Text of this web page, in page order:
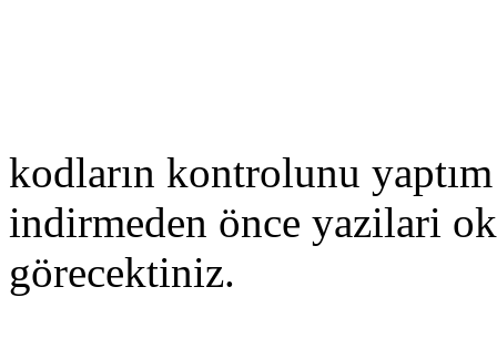
kodların kontrolunu
indirmeden önce yazilari
görecektiniz.